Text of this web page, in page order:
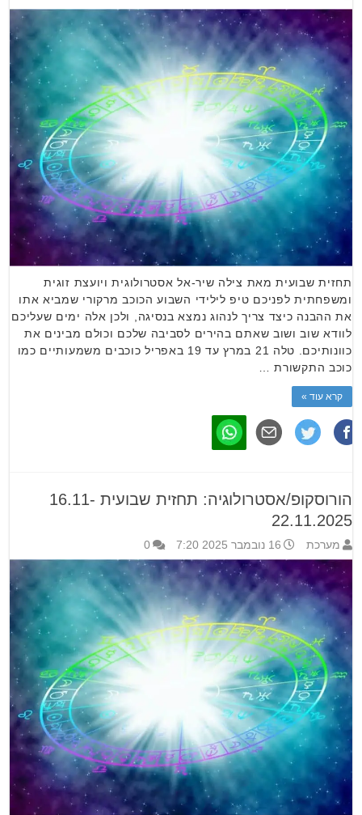
תחזית שבועית מאת צילה שיר-אל אסטרולוגית ויועצת זוגית
ומשפחתית לפניכם טיפ לילידי השבוע הכוכב מרקורי שמביא אתו
את ההבנה כיצד צריך לנהוג נמצא בנסיגה, ולכן אלה ימים שעליכם
לוודא שוב ושוב שאתם בהירים לסביבה שלכם וכולם מבינים את
כוונותיכם. טלה 21 במרץ עד 19 באפריל כוכבים משמעותיים כמו
כוכב התקשורת …
קרא עוד »
הורוסקופ/אסטרולוגיה: תחזית שבועית 16.11-
22.11.2025
מערכת 16 נובמבר 2025 7:20 0